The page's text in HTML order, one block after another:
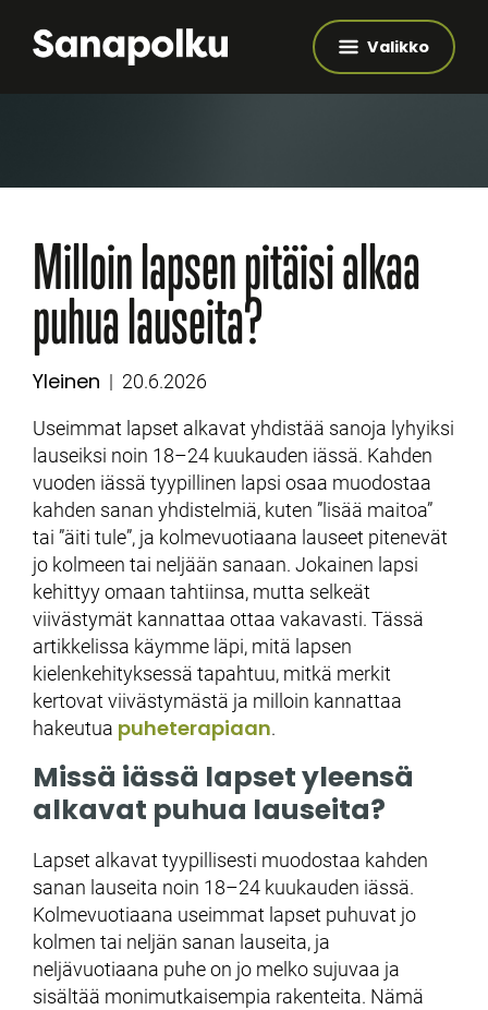
Valikko
Milloin lapsen pitäisi alkaa
puhua lauseita?
Kategoriat
Yleinen Julkaistu
20.6.2026
Useimmat lapset alkavat yhdistää sanoja lyhyiksi
lauseiksi noin 18–24 kuukauden iässä. Kahden
vuoden iässä tyypillinen lapsi osaa muodostaa
kahden sanan yhdistelmiä, kuten ”lisää maitoa”
tai ”äiti tule”, ja kolmevuotiaana lauseet pitenevät
jo kolmeen tai neljään sanaan. Jokainen lapsi
kehittyy omaan tahtiinsa, mutta selkeät
viivästymät kannattaa ottaa vakavasti. Tässä
artikkelissa käymme läpi, mitä lapsen
kielenkehityksessä tapahtuu, mitkä merkit
kertovat viivästymästä ja milloin kannattaa
hakeutua puheterapiaan.
Missä iässä lapset yleensä
alkavat puhua lauseita?
Lapset alkavat tyypillisesti muodostaa kahden
sanan lauseita noin 18–24 kuukauden iässä.
Kolmevuotiaana useimmat lapset puhuvat jo
kolmen tai neljän sanan lauseita, ja
neljävuotiaana puhe on jo melko sujuvaa ja
sisältää monimutkaisempia rakenteita. Nämä